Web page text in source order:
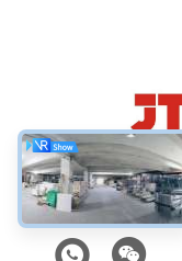
Social Media